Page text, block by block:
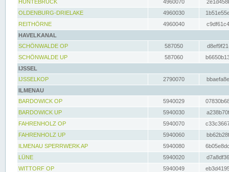
HUNTEBRÜCK
4960070
OLDENBURG-DRIELAKE
4960030
REITHÖRNE
4960040
HAVELKANAL
SCHÖNWALDE OP
587050
SCHÖNWALDE UP
587060
IJSSEL
IJSSELKOP
2790070
ILMENAU
BARDOWICK OP
5940029
BARDOWICK UP
5940030
FAHRENHOLZ OP
5940070
FAHRENHOLZ UP
5940060
ILMENAU SPERRWERK AP
5940080
LÜNE
5940020
WITTORF OP
5940049